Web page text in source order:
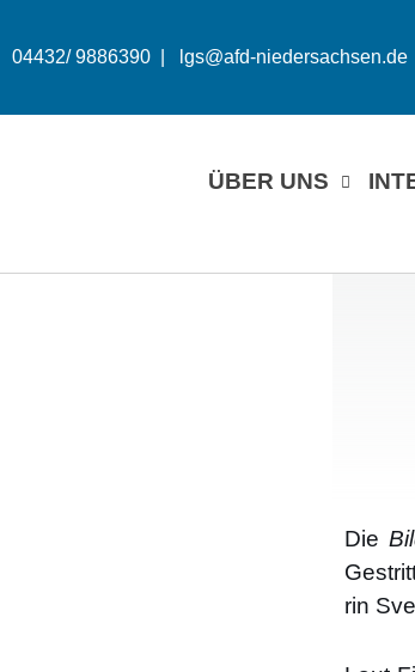
Zum
04432/ 9886390 | lgs@afd-niedersachsen.de
ÜBER UNS
Die
rin